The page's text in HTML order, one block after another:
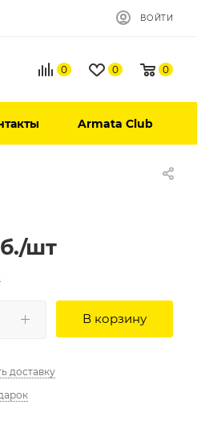
ВОЙТИ
0 0 0
Armata Club
/шт
В корзину
доставку